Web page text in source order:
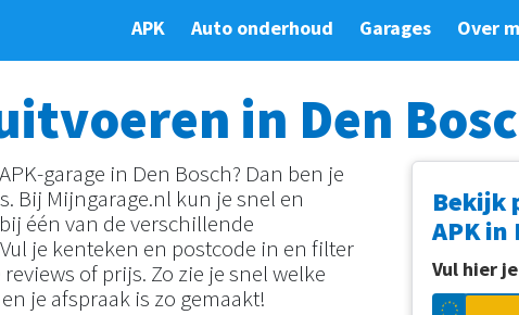
APK Auto onderhoud Garages Over
in Den
garage in Den Bosch? Dan ben je
Bij Mijngarage.nl kun je snel en
één van de verschillende
je kenteken en postcode in en filter
of prijs. Zo zie je snel welke
je afspraak is zo gemaakt!
Bekijk
APK in
Vul hier